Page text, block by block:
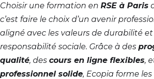
Choisir une formation en RSE à Paris
c’est faire le choix d’un avenir
aligné avec les valeurs de durabilité et
responsabilité sociale. Grâce à des
qualité, des cours en ligne flexibles,
professionnel solide, Ecopia forme